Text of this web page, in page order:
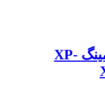
کیبورد و ماوس سیم دار گیمینگ XP-